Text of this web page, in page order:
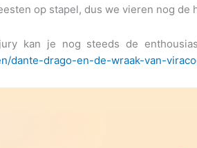
op stapel, dus we vieren nog de
kan je nog steeds de
dante-drago-en-de-wraak-van-